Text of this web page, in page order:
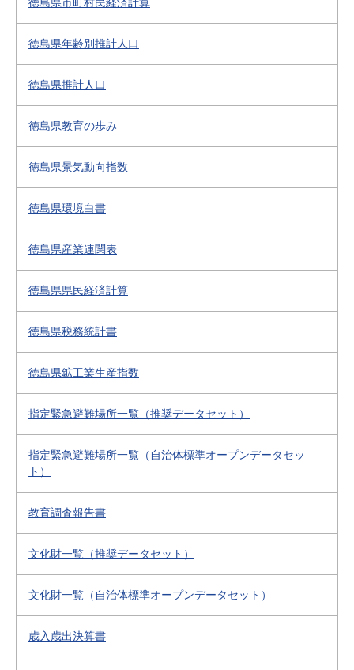
徳島県年齢別推計人口
徳島県推計人口
徳島県教育の歩み
徳島県景気動向指数
徳島県環境白書
徳島県産業連関表
徳島県県民経済計算
徳島県税務統計書
徳島県鉱工業生産指数
指定緊急避難場所一覧（推奨データセット）
指定緊急避難場所一覧（自治体標準オープンデータセッ
ト）
教育調査報告書
文化財一覧（推奨データセット）
文化財一覧（自治体標準オープンデータセット）
歳入歳出決算書